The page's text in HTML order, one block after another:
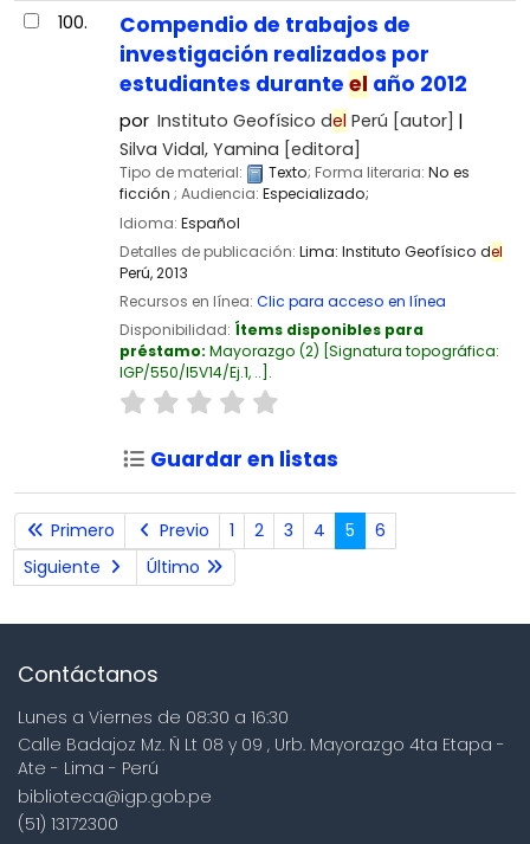
100.
Compendio de trabajos de
investigación realizados por
estudiantes durante el año 2012
por Instituto Geofísico del Perú [autor]
Silva Vidal, Yamina [editora]
Tipo de material: Texto; Forma literaria: No es
ficción ; Audiencia: Especializado;
Idioma: Español
Detalles de publicación: Lima: Instituto Geofísico del
Perú,2013
Recursos en línea: Clic para acceso en línea
Disponibilidad: Ítems disponibles para
préstamo: Mayorazgo (2) Signatura topográfica:
IGP/550/I5V14/Ej.1, .. .
Guardar en listas
Primero Previo 1 2 3 4 5
6
Siguiente
Último
Contáctanos
Lunes a Viernes de 08:30 a 16:30
Calle Badajoz Mz. Ñ Lt 08 y 09 , Urb. Mayorazgo 4ta Etapa -
Ate - Lima - Perú
biblioteca@igp.gob.pe
(51) 13172300